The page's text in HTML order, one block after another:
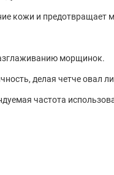
кожи и предотвращает
морщинок.
делая четче овал
частота